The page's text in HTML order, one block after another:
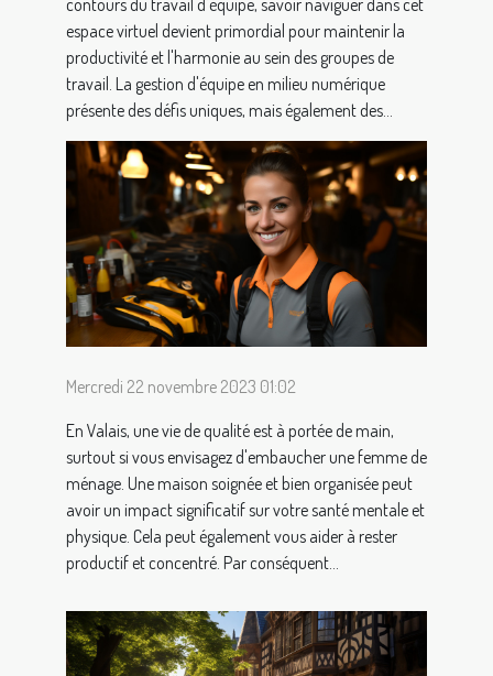
contours du travail d'équipe, savoir naviguer dans cet
espace virtuel devient primordial pour maintenir la
productivité et l'harmonie au sein des groupes de
travail. La gestion d'équipe en milieu numérique
présente des défis uniques, mais également des...
Mercredi 22 novembre 2023 01:02
En Valais, une vie de qualité est à portée de main,
surtout si vous envisagez d'embaucher une femme de
ménage. Une maison soignée et bien organisée peut
avoir un impact significatif sur votre santé mentale et
physique. Cela peut également vous aider à rester
productif et concentré. Par conséquent...